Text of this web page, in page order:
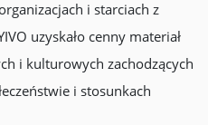
i starciach z
uzyskało cenny materiał
i kulturowych zachodzących
i stosunkach